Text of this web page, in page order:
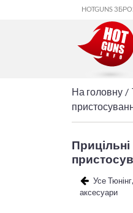
HOTGUNS
На головну
Прицільні
Усе
аксесуари